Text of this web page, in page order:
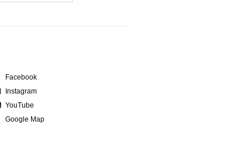
Facebook
Instagram
YouTube
Google Map